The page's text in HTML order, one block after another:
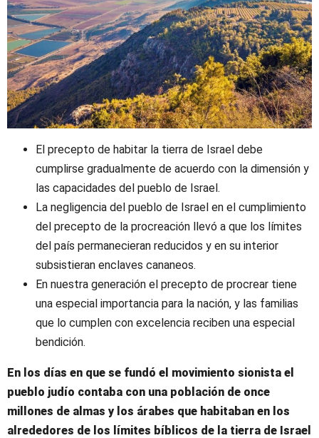
El precepto de habitar la tierra de Israel debe
cumplirse gradualmente de acuerdo con la dimensión y
las capacidades del pueblo de Israel.
La negligencia del pueblo de Israel en el cumplimiento
del precepto de la procreación llevó a que los límites
del país permanecieran reducidos y en su interior
subsistieran enclaves cananeos.
En nuestra generación el precepto de procrear tiene
una especial importancia para la nación, y las familias
que lo cumplen con excelencia reciben una especial
bendición.
En los días en que se fundó el movimiento sionista el
pueblo judío contaba con una población de once
millones de almas y los árabes que habitaban en los
alrededores de los límites bíblicos de la tierra de Israel